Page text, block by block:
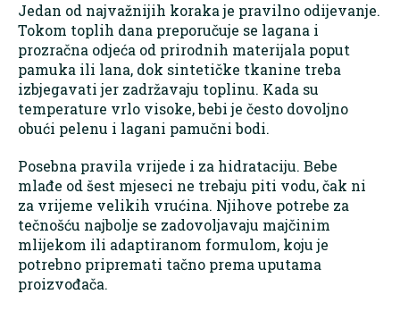
Jedan od najvažnijih koraka je pravilno odijevanje.
Tokom toplih dana preporučuje se lagana i
prozračna odjeća od prirodnih materijala poput
pamuka ili lana, dok sintetičke tkanine treba
izbjegavati jer zadržavaju toplinu. Kada su
temperature vrlo visoke, bebi je često dovoljno
obući pelenu i lagani pamučni bodi.
Posebna pravila vrijede i za hidrataciju. Bebe
mlađe od šest mjeseci ne trebaju piti vodu, čak ni
za vrijeme velikih vrućina. Njihove potrebe za
tečnošću najbolje se zadovoljavaju majčinim
mlijekom ili adaptiranom formulom, koju je
potrebno pripremati tačno prema uputama
proizvođača.